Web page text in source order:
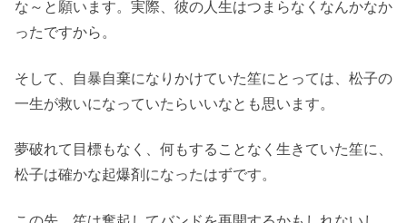
な～と願います。実際、彼の人生はつまらなくなんかなか
ったですから。
そして、自暴自棄になりかけていた笙にとっては、松子の
一生が救いになっていたらいいなとも思います。
夢破れて目標もなく、何もすることなく生きていた笙に、
松子は確かな起爆剤になったはずです。